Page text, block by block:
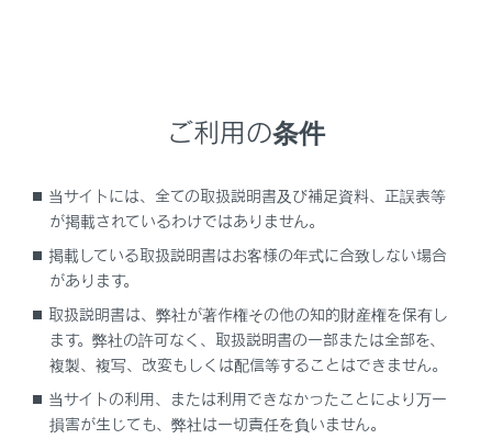
ドライビングポジションを登録する
室内を明るくする
室内の装備を使う
ラゲージルームの使いかた
ご利用の条件
当サイトには、全ての取扱説明書及び補足資料、正誤表等
が掲載されているわけではありません。
掲載している取扱説明書はお客様の年式に合致しない場合
があります。
取扱説明書は、弊社が著作権その他の知的財産権を保有し
ます。弊社の許可なく、取扱説明書の一部または全部を、
複製、複写、改変もしくは配信等することはできません。
当サイトの利用、または利用できなかったことにより万一
損害が生じても、弊社は一切責任を負いません。